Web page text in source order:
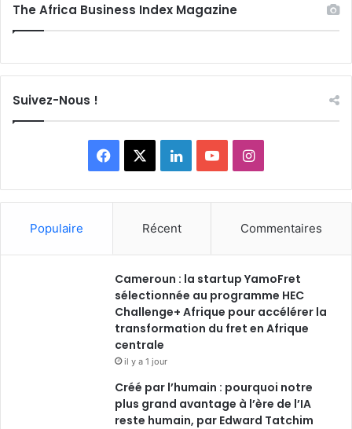
The Africa Business Index Magazine
Suivez-Nous !
Facebook LinkedinYouTubeInstagram
Populaire Récent Commentaires
Cameroun : la startup YamoFret
sélectionnée au programme HEC
Challenge+ Afrique pour accélérer la
transformation du fret en Afrique
centrale
il y a 1 jour
Créé par l’humain : pourquoi notre
plus grand avantage à l’ère de l’IA
reste humain, par Edward Tatchim